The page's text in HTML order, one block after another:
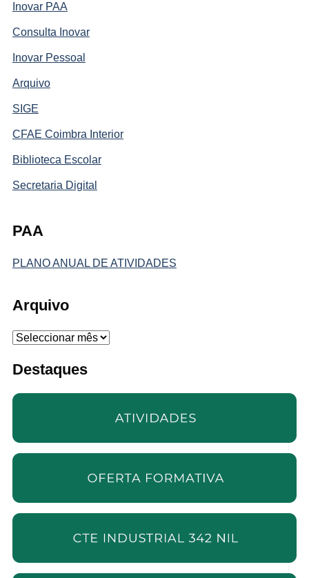
Inovar PAA
Consulta Inovar
Inovar Pessoal
Arquivo
SIGE
CFAE Coimbra Interior
Biblioteca Escolar
Secretaria Digital
PAA
PLANO ANUAL DE ATIVIDADES
Arquivo
Arquivo
Destaques